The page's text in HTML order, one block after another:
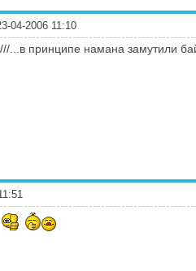
04-2006 11:10
///...в принципе намана замутили